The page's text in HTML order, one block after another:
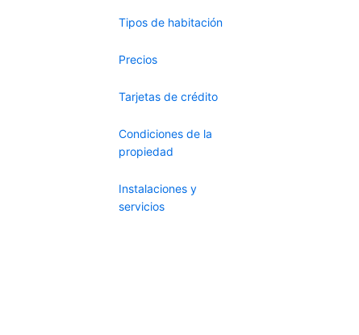
Tipos de habitación
Precios
Tarjetas de crédito
Condiciones de la
propiedad
Instalaciones y
servicios